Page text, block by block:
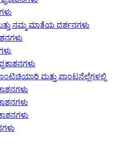
ನಮ್ಮ ಮಾತೆಯ ದರ್ಶನಗಳು
ಮತ್ತು ಫಾಂಟನೆಲ್ಲೆಗಳಲ್ಲಿ